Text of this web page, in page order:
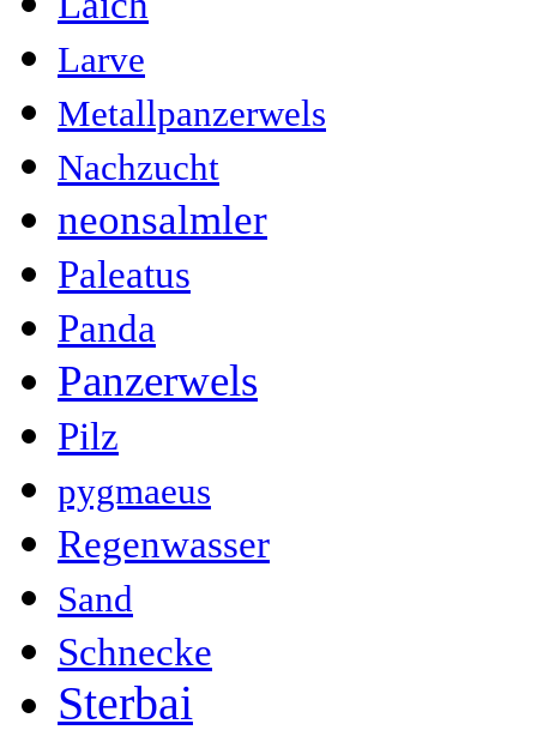
Larve
Metallpanzerwels
Nachzucht
neonsalmler
Paleatus
Panda
Panzerwels
Pilz
pygmaeus
Regenwasser
Sand
Schnecke
Sterbai